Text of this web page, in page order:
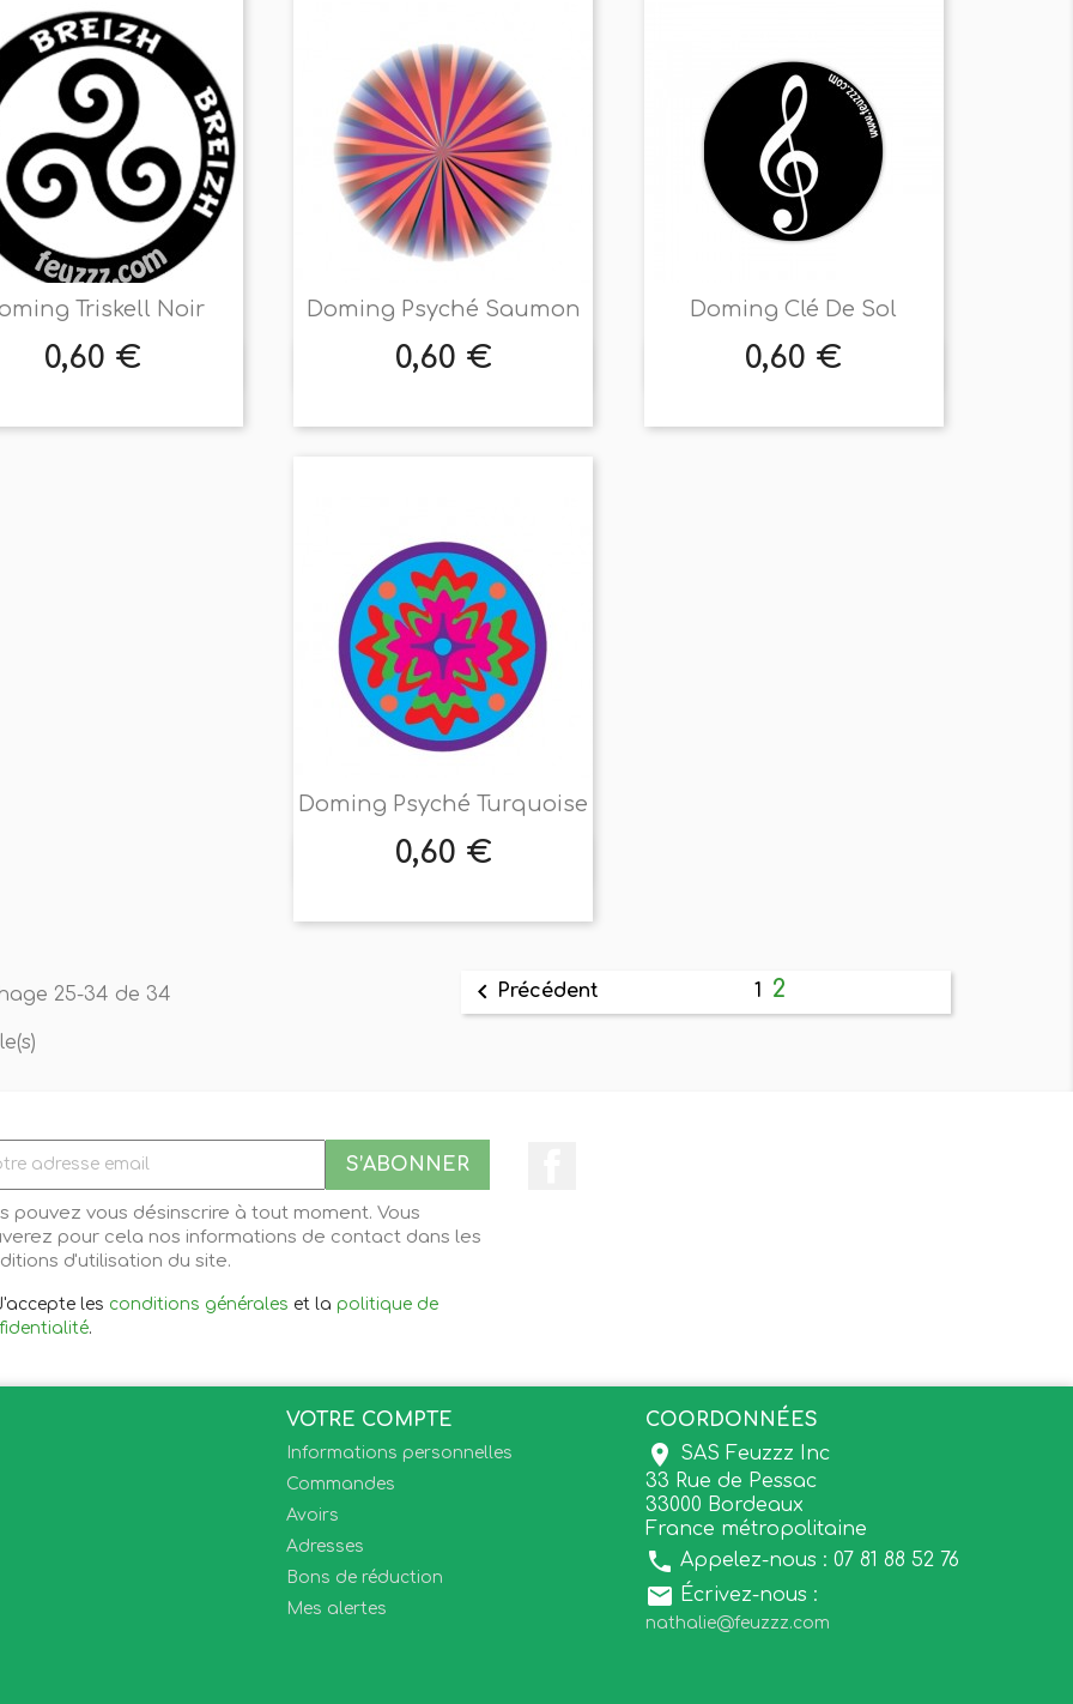
Triskell Noir
Prix
0,60 €
Aperçu rapide
Doming Psyché Saumon
Prix
0,60 €
Aperçu rapide
Doming Clé De Sol
Prix
0,60 €
Aperçu rapide
Doming Psyché Turquoise
Prix
0,60 €
Aperçu rapide
25-34 de 34  Précédent 1 2
pouvez vous désinscrire à tout moment. Vous
pour cela nos informations de contact dans les
d'utilisation du site.
les conditions générales et la politique de
.
VOTRE COMPTE
Informations personnelles
Commandes
Avoirs
Adresses
Bons de réduction
Mes alertes
COORDONNÉES
location_on
SAS Feuzzz Inc
33 Rue de Pessac
33000 Bordeaux
France métropolitaine
local_phone Appelez-nous : 07 81 88 52 76
email Écrivez-nous :
nathalie@feuzzz.com